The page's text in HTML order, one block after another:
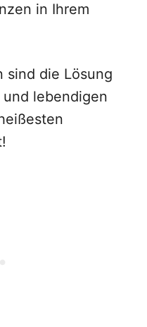
in Ihrem
sind die Lösung
lebendigen